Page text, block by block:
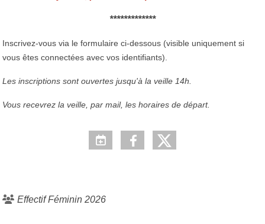
*************
Inscrivez-vous via le formulaire ci-dessous (visible uniquement si
vous êtes connectées avec vos identifiants).
Les inscriptions sont ouvertes jusqu'à la veille 14h.
Vous recevrez la veille, par mail, les horaires de départ.
Effectif Féminin 2026